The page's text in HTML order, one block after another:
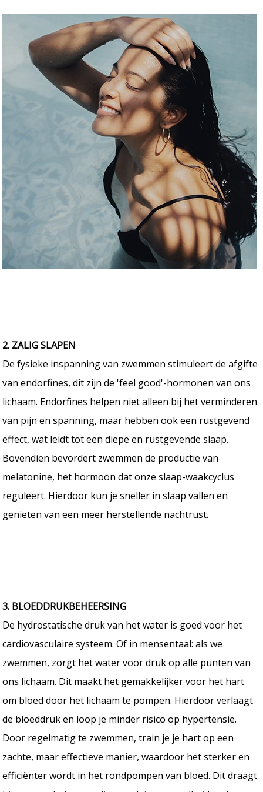
2. ZALIG SLAPEN
De fysieke inspanning van zwemmen stimuleert de afgifte
van endorfines, dit zijn de 'feel good'-hormonen van ons
lichaam. Endorfines helpen niet alleen bij het verminderen
van pijn en spanning, maar hebben ook een rustgevend
effect, wat leidt tot een diepe en rustgevende slaap.
Bovendien bevordert zwemmen de productie van
melatonine, het hormoon dat onze slaap-waakcyclus
reguleert. Hierdoor kun je sneller in slaap vallen en
genieten van een meer herstellende nachtrust.
3. BLOEDDRUKBEHEERSING
De hydrostatische druk van het water is goed voor het
cardiovasculaire systeem. Of in mensentaal: als we
zwemmen, zorgt het water voor druk op alle punten van
ons lichaam. Dit maakt het gemakkelijker voor het hart
om bloed door het lichaam te pompen. Hierdoor verlaagt
de bloeddruk en loop je minder risico op hypertensie.
Door regelmatig te zwemmen, train je je hart op een
zachte, maar effectieve manier, waardoor het sterker en
efficiënter wordt in het rondpompen van bloed. Dit draagt